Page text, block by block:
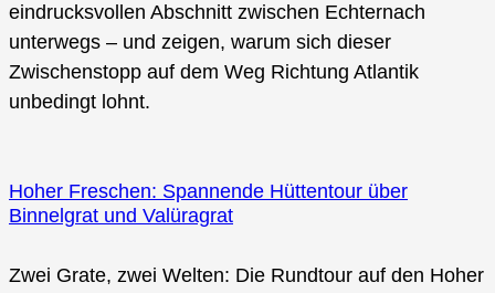
eindrucksvollen Abschnitt zwischen Echternach
unterwegs – und zeigen, warum sich dieser
Zwischenstopp auf dem Weg Richtung Atlantik
unbedingt lohnt.
Hoher Freschen: Spannende Hüttentour über
Binnelgrat und Valüragrat
Zwei Grate, zwei Welten: Die Rundtour auf den Hoher